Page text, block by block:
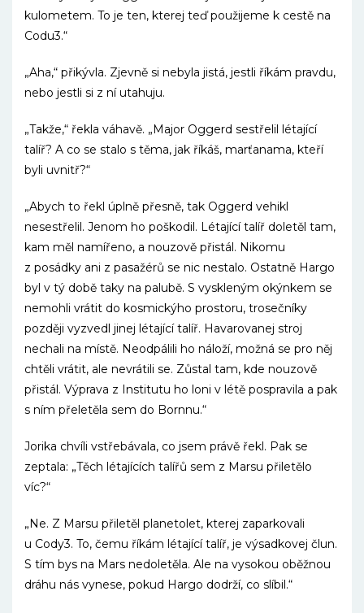
kulometem. To je ten, kterej teď použijeme k cestě na
Codu3.“
„Aha,“ přikývla. Zjevně si nebyla jistá, jestli říkám pravdu,
nebo jestli si z ní utahuju.
„Takže,“ řekla váhavě. „Major Oggerd sestřelil létající
talíř? A co se stalo s těma, jak říkáš, marťanama, kteří
byli uvnitř?“
„Abych to řekl úplně přesně, tak Oggerd vehikl
nesestřelil. Jenom ho poškodil. Létající talíř doletěl tam,
kam měl namířeno, a nouzově přistál. Nikomu
z posádky ani z pasažérů se nic nestalo. Ostatně Hargo
byl v tý době taky na palubě. S vyskleným okýnkem se
nemohli vrátit do kosmickýho prostoru, trosečníky
později vyzvedl jinej létající talíř. Havarovanej stroj
nechali na místě. Neodpálili ho náloží, možná se pro něj
chtěli vrátit, ale nevrátili se. Zůstal tam, kde nouzově
přistál. Výprava z Institutu ho loni v létě pospravila a pak
s ním přeletěla sem do Bornnu.“
Jorika chvíli vstřebávala, co jsem právě řekl. Pak se
zeptala: „Těch létajících talířů sem z Marsu přiletělo
víc?“
„Ne. Z Marsu přiletěl planetolet, kterej zaparkovali
u Cody3. To, čemu říkám létající talíř, je výsadkovej člun.
S tím bys na Mars nedoletěla. Ale na vysokou oběžnou
dráhu nás vynese, pokud Hargo dodrží, co slíbil.“